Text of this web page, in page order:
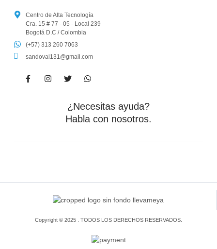
Centro de Alta Tecnología
Cra. 15 # 77 - 05 - Local 239
Bogotá D.C / Colombia
(+57) 313 260 7063
sandoval131@gmail.com
¿Necesitas ayuda?
Habla con nosotros.
Copyright © 2025 . TODOS LOS DERECHOS RESERVADOS.